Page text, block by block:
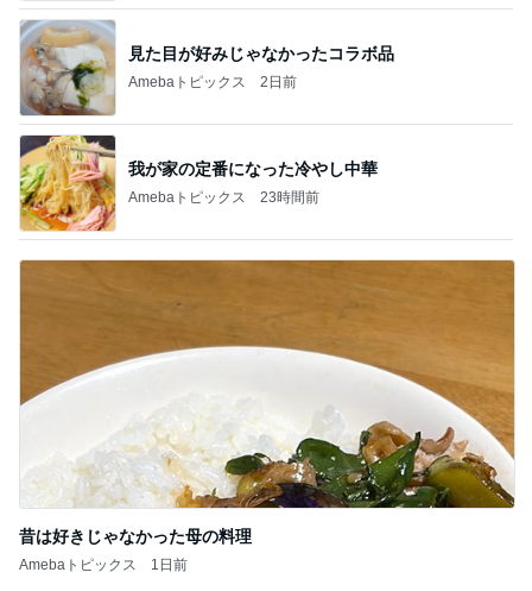
見た目が好みじゃなかったコラボ品
Amebaトピックス 2日前
我が家の定番になった冷やし中華
Amebaトピックス 23時間前
昔は好きじゃなかった母の料理
Amebaトピックス 1日前